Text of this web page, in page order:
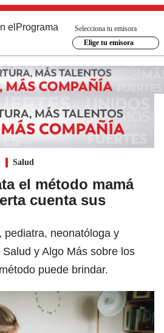
el Programa
Selecciona tu emisora
Elige tu emisora
Salud
el método mamá
cuenta sus
pediatra, neonatóloga y
y Algo Más sobre los
puede brindar.